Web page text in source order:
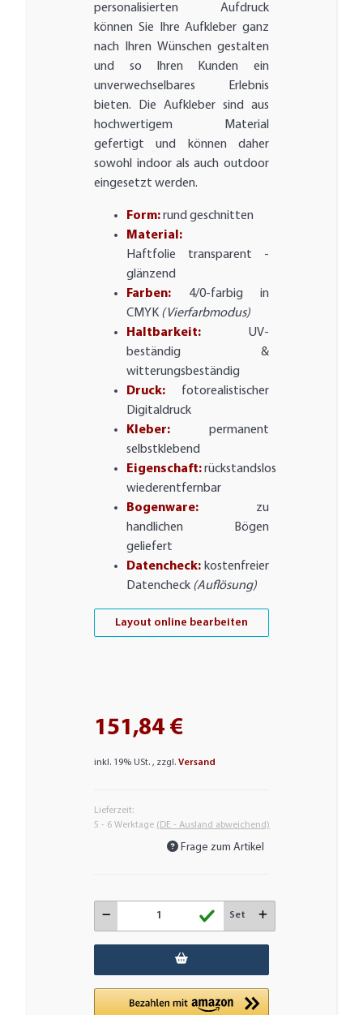
personalisierten Aufdruck
können Sie Ihre Aufkleber ganz
nach Ihren Wünschen gestalten
und so Ihren Kunden ein
unverwechselbares Erlebnis
bieten. Die Aufkleber sind aus
hochwertigem Material
gefertigt und können daher
sowohl indoor als auch outdoor
eingesetzt werden.
Form:rund geschnitten
Material:
Haftfolie transparent -
glänzend
Farben: 4/0-farbig in
CMYK (Vierfarbmodus)
Haltbarkeit: UV-
beständig &
witterungsbeständig
Druck: fotorealistischer
Digitaldruck
Kleber: permanent
selbstklebend
Eigenschaft:rückstandslos
wiederentfernbar
Bogenware: zu
handlichen Bögen
geliefert
Datencheck: kostenfreier
Datencheck (Auflösung)
Layout online bearbeiten
151,84 €
inkl. 19% USt. , zzgl.Versand
Lieferzeit:
5 - 6 Werktage (DE - Ausland abweichend)
Frage zum Artikel
Set